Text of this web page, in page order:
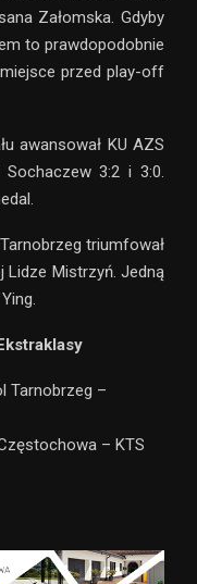
Załomska. Gdyby
to prawdopodobnie
przed play-off
awansował KU AZS
Sochaczew 3:2 i 3:0.
triumfował
Mistrzyń. Jedną
Tarnobrzeg –
– KTS